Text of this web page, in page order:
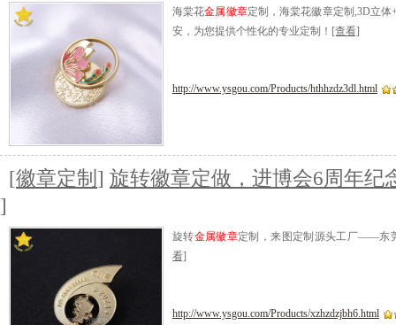
海棠花金属徽章定制，海棠花徽章定制,3D立
安，为您提供个性化的专业定制！ [查看]
http://www.ysgou.com/Products/hthhzdz3dl.html
[徽章定制 ] 旋转徽章定做，进博会6周年纪
]
旋转金属徽章定制，来图定制源头工厂——东
看]
http://www.ysgou.com/Products/xzhzdzjbh6.html